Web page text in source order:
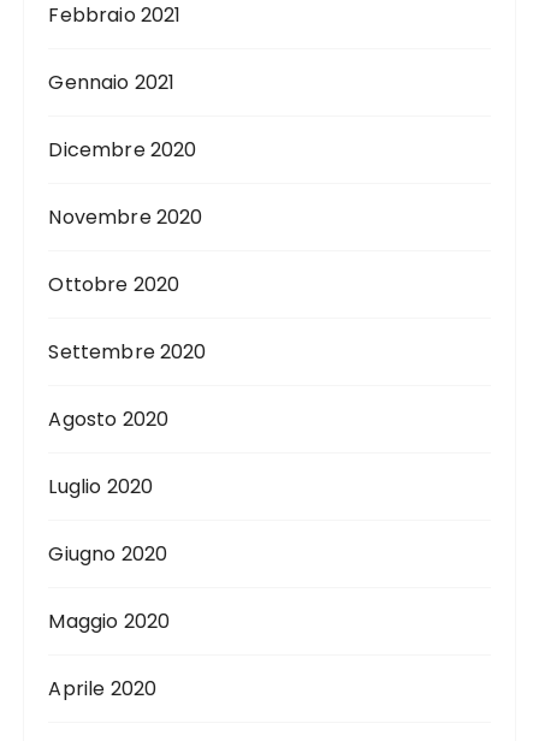
Febbraio 2021
Gennaio 2021
Dicembre 2020
Novembre 2020
Ottobre 2020
Settembre 2020
Agosto 2020
Luglio 2020
Giugno 2020
Maggio 2020
Aprile 2020